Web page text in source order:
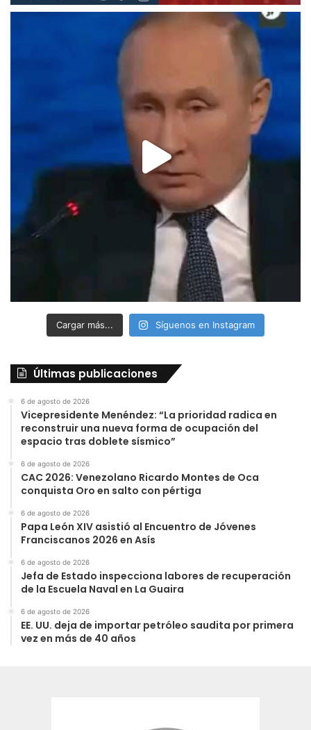
Cargar más... Síguenos en Instagram
Últimas publicaciones
6 de agosto de 2026
Vicepresidente Menéndez: “La prioridad radica en
reconstruir una nueva forma de ocupación del
espacio tras doblete sísmico”
6 de agosto de 2026
CAC 2026: Venezolano Ricardo Montes de Oca
conquista Oro en salto con pértiga
6 de agosto de 2026
Papa León XIV asistió al Encuentro de Jóvenes
Franciscanos 2026 en Asís
6 de agosto de 2026
Jefa de Estado inspecciona labores de recuperación
de la Escuela Naval en La Guaira
6 de agosto de 2026
EE. UU. deja de importar petróleo saudita por primera
vez en más de 40 años